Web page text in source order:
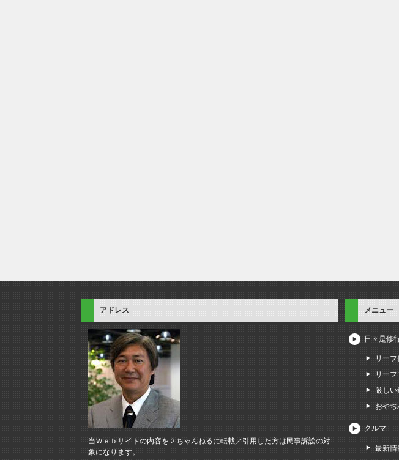
アドレス
当Ｗｅｂサイトの内容を２ちゃんねるに転載／引用した方は民事訴訟の対
象になります。
メニュー
日々是修
リー
リー
厳し
おやぢ
クルマ
最新情